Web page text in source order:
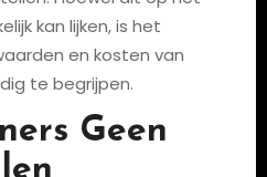
kan lijken, is het
en kosten van
te begrijpen.
Geen